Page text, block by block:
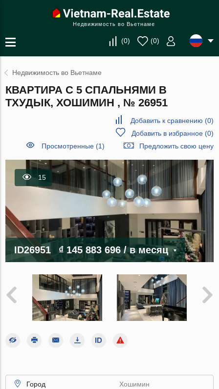
Недвижимость во Вьетнаме
(0) (0)
Недвижимость во Вьетнаме
КВАРТИРА С 5 СПАЛЬНЯМИ В
ТХУДЫК, ХОШИМИН , № 26951
Добавить к сравнению (0)
Добавить в избранное(0)
Просмотренные (1)
Предложить свою цену
15
ID26951 ₫ 145 883 696/ в месяц
Город
Хошимин